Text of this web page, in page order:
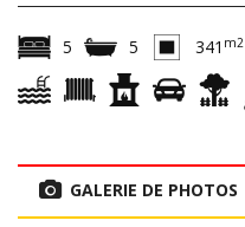
5 5 341 m2
GALERIE DE PHOTOS